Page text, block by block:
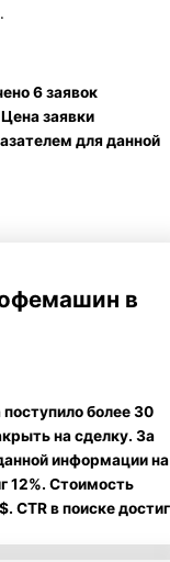
6 заявок
заявки
для данной
в
более 30
на сделку. За
информации на
12%. Стоимость
CTR в поиске достиг